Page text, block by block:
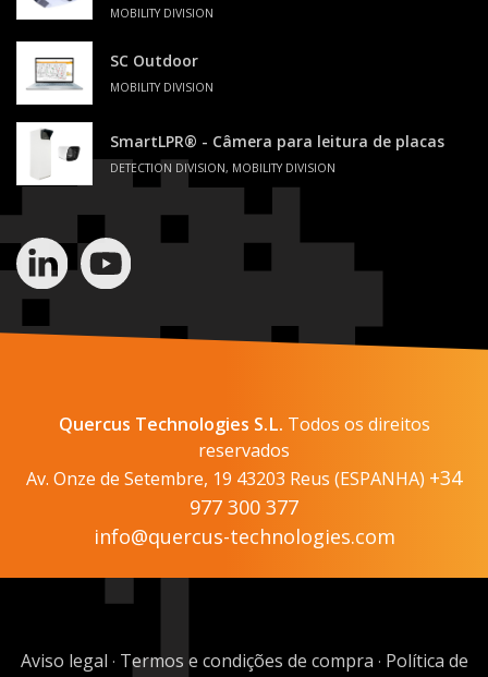
MOBILITY DIVISION
SC Outdoor
MOBILITY DIVISION
SmartLPR® - Câmera para leitura de placas
DETECTION DIVISION, MOBILITY DIVISION
Quercus Technologies S.L. Todos os direitos
reservados
Av. Onze de Setembre, 19 43203 Reus (ESPANHA) +34
977 300 377
info@quercus-technologies.com
Aviso legal · Termos e condições de compra · Política de